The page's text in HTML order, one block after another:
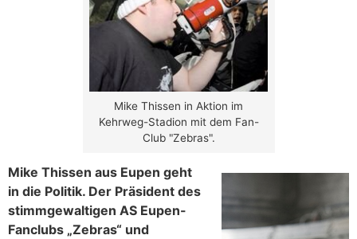
Mike Thissen in Aktion im
Kehrweg-Stadion mit dem Fan-
Club "Zebras".
Mike Thissen aus Eupen geht
in die Politik. Der Präsident des
stimmgewaltigen AS Eupen-
Fanclubs „Zebras“ und